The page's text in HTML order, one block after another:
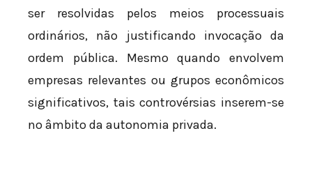
ser resolvidas pelos meios processuais
ordinários, não justificando invocação da
ordem pública. Mesmo quando envolvem
empresas relevantes ou grupos econômicos
significativos, tais controvérsias inserem-se
no âmbito da autonomia privada.